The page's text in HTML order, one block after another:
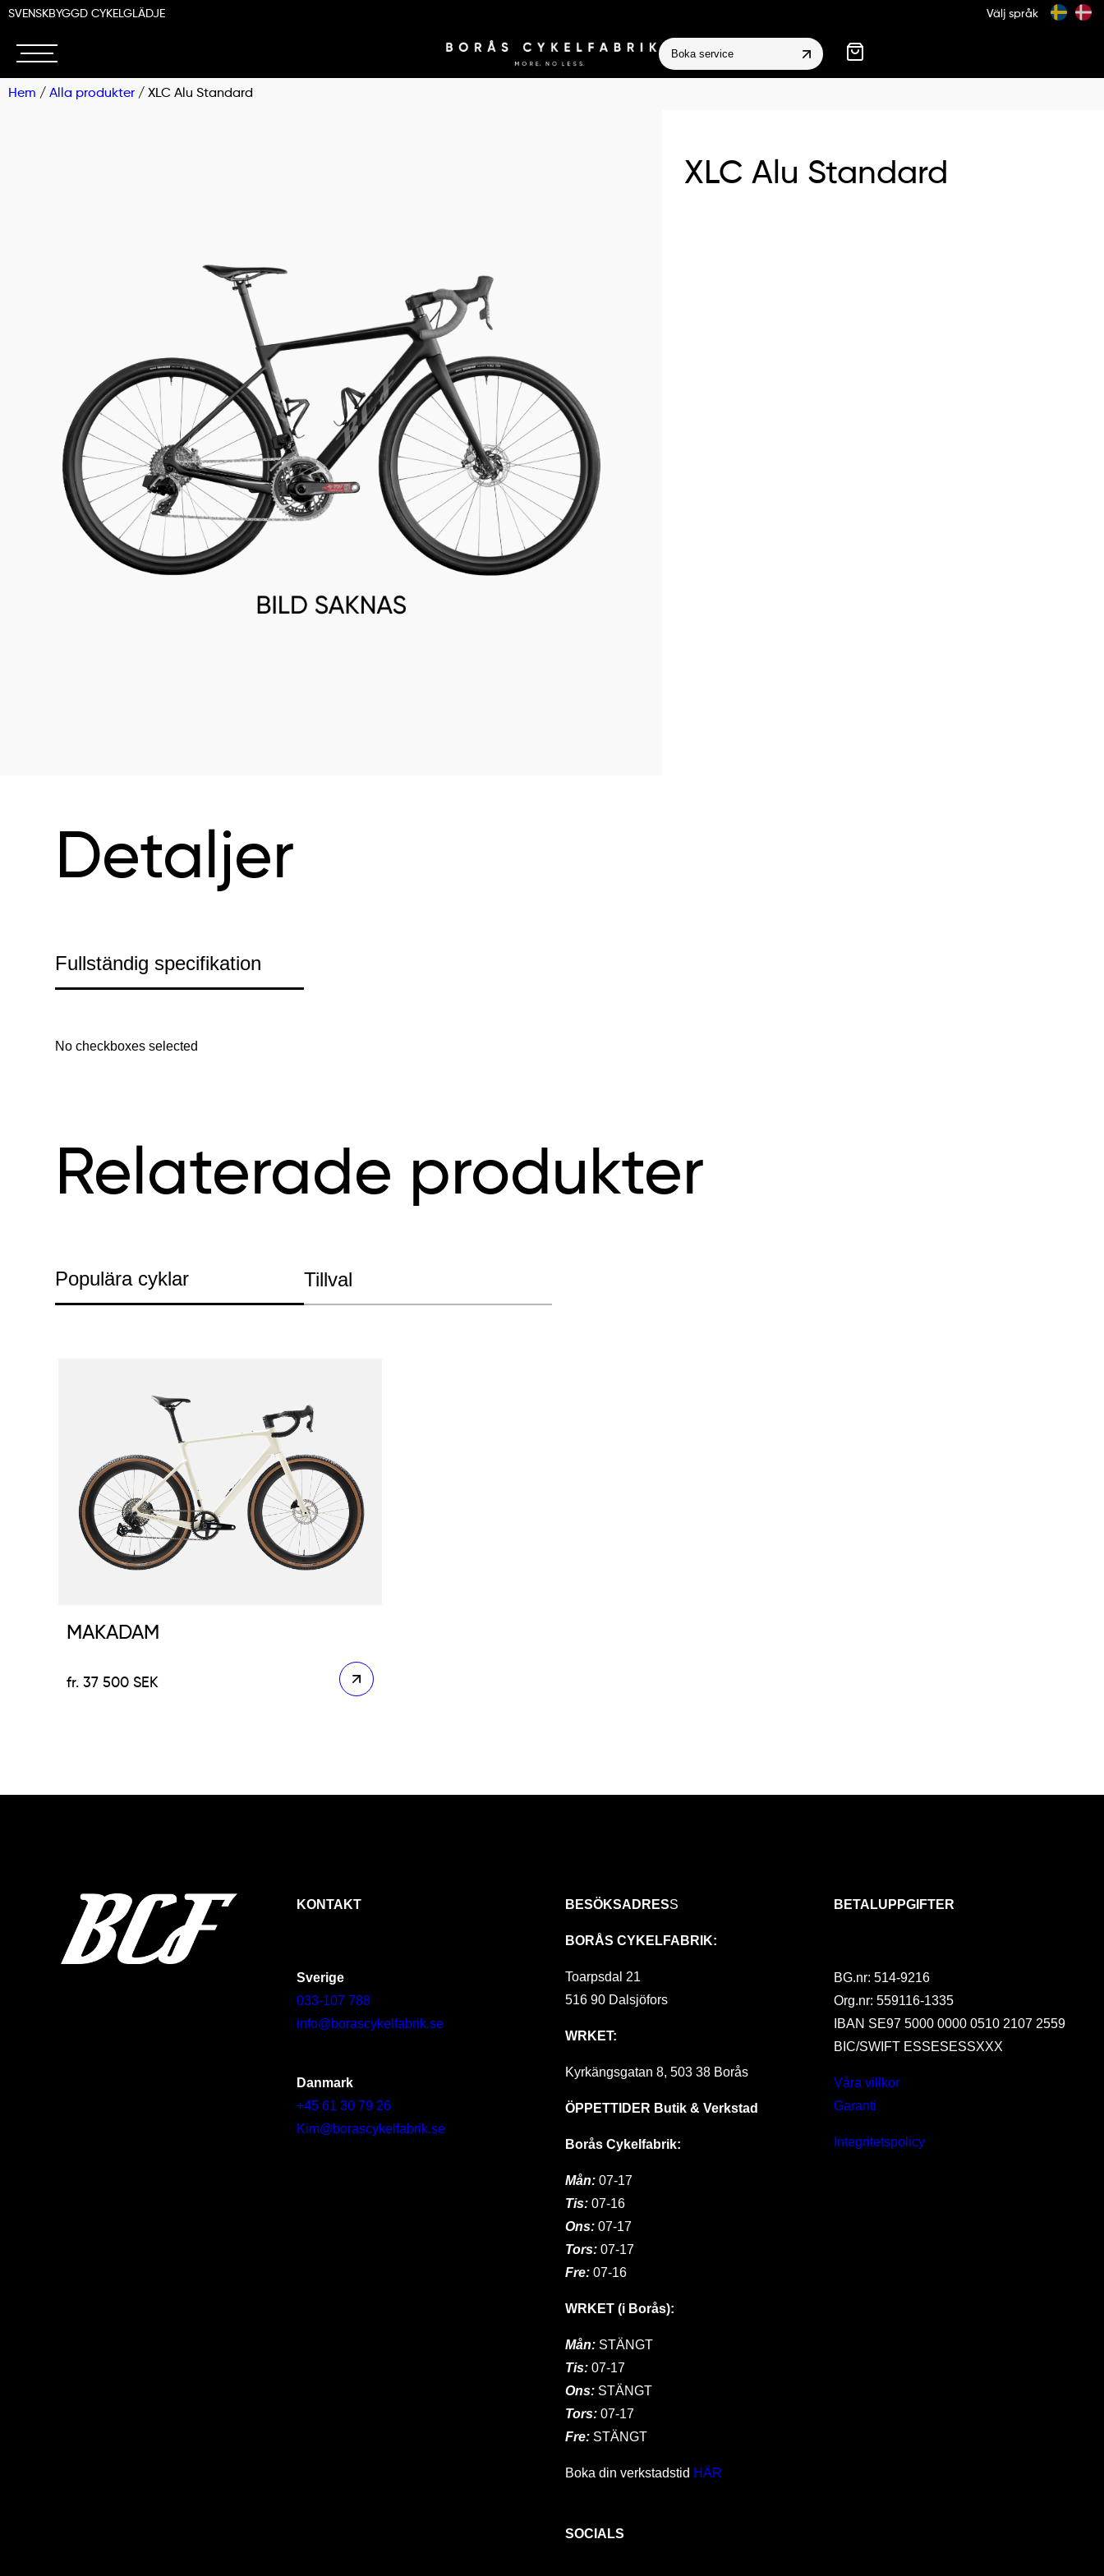
SVENSKBYGGD CYKELGLÄDJE Välj språk
Boka service
Hem / Alla produkter / XLC Alu Standard
XLC Alu Standard
Detaljer
Fullständig specifikation
No checkboxes selected
Relaterade produkter
Populära cyklar Tillval
MAKADAM
37 500SEK
KONTAKT
Sverige
033-107 788
info@borascykelfabrik.se
Danmark
+45 61 30 79 26
Kim@borascykelfabrik.se
BESÖKSADRESS
BORÅS CYKELFABRIK:
Toarpsdal 21
516 90 Dalsjöfors
WRKET:
Kyrkängsgatan 8, 503 38 Borås
ÖPPETTIDER Butik & Verkstad
Borås Cykelfabrik:
Mån: 07-17
Tis: 07-16
Ons:07-17
Tors: 07-17
Fre: 07-16
WRKET (i Borås):
Mån: STÄNGT
Tis: 07-17
Ons:STÄNGT
Tors: 07-17
Fre: STÄNGT
Boka din verkstadstid HÄR
SOCIALS
BETALUPPGIFTER
BG.nr: 514-9216
Org.nr: 559116-1335
IBAN SE97 5000 0000 0510 2107 2559
BIC/SWIFT ESSESESSXXX
Våra villkor
Garanti
Integritetspolicy